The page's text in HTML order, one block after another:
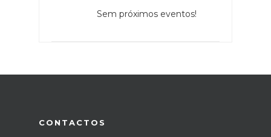
Sem próximos eventos!
CONTACTOS